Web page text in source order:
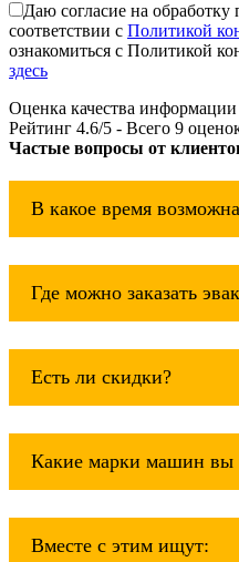
Даю согласие на
соответствии с Политикой
ознакомиться с Политикой
здесь
Оценка качества информации
Рейтинг 4.6/5 - Всего 9
Частые вопросы от
В какое время
эвакуатор выра
Где можно заказать
расстояние звоните
Есть ли скидки?
можно получить
Какие марки машин вы
isuzu;
Вместе с этим ищут: